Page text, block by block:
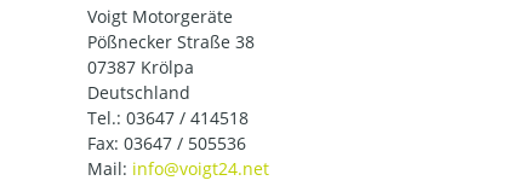
Voigt Motorgeräte
Pößnecker Straße 38
07387 Krölpa
Deutschland
Tel.: 03647 / 414518
Fax: 03647 / 505536
Mail: